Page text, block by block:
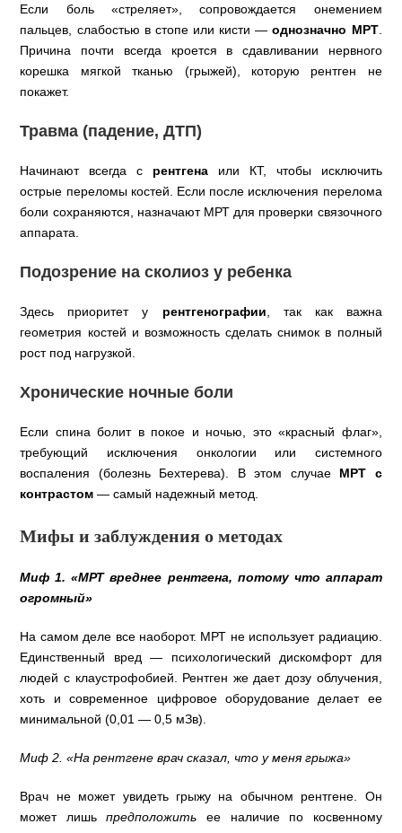
Если боль «стреляет», сопровождается онемением
пальцев, слабостью в стопе или кисти —однозначно МРТ.
Причина почти всегда кроется в сдавливании нервного
корешка мягкой тканью (грыжей), которую рентген не
покажет.
Травма (падение, ДТП)
Начинают всегда с рентгена или КТ, чтобы исключить
острые переломы костей. Если после исключения перелома
боли сохраняются, назначают МРТ для проверки связочного
аппарата.
Подозрение на сколиоз у ребенка
Здесь приоритет у рентгенографии , так как важна
геометрия костей и возможность сделать снимок в полный
рост под нагрузкой.
Хронические ночные боли
Если спина болит в покое и ночью, это «красный флаг»,
требующий исключения онкологии или системного
воспаления (болезнь Бехтерева). В этом случае МРТ с
контрастом — самый надежный метод.
Мифы и заблуждения о методах
Миф 1. «МРТ вреднее рентгена, потому что аппарат
огромный»
На самом деле все наоборот. МРТ не использует радиацию.
Единственный вред — психологический дискомфорт для
людей с клаустрофобией. Рентген же дает дозу облучения,
хоть и современное цифровое оборудование делает ее
минимальной (0,01 — 0,5 мЗв).
Миф 2. «На рентгене врач сказал, что у меня грыжа»
Врач не может увидеть грыжу на обычном рентгене. Он
может лишьпредположить ее наличие по косвенному